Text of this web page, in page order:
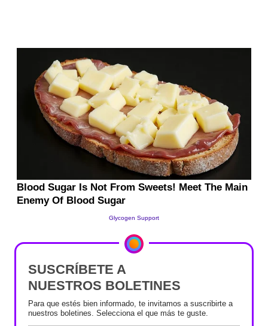
SUSCRÍBETE A
NUESTROS BOLETINES
Para que estés bien informado, te invitamos a suscribirte a
nuestros boletines. Selecciona el que más te guste.